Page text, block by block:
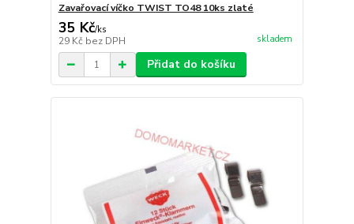
Zavařovací víčko TWIST TO48 10ks zlaté
35 Kč/ks
29 Kč bez DPH skladem
Přidat do košíku